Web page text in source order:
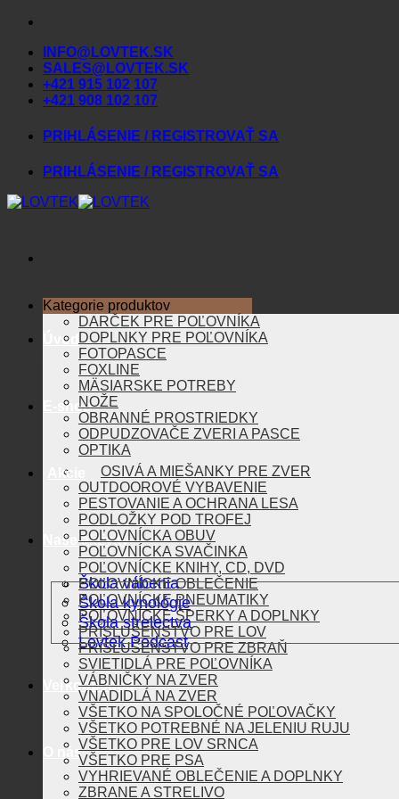
Skip
contentINFO@LOVTEK.SK
SALES@LOVTEK.SK
+421 915 102 107
+421 908 102 107
PRIHLÁSENIE / REGISTROVAŤ SA
PRIHLÁSENIE / REGISTROVAŤ SA
Úvod
E-shop
Akcie
Naše aktivity
Škola vábenia
Škola kynológie
Škola strelectva
Lovtek Podcast
Veľkoobchod
O nás
Kategorie produktov
DARČEK PRE POĽOVNÍKA
DOPLNKY PRE POĽOVNÍKA
FOTOPASCE
FOXLINE
MÄSIARSKE POTREBY
NOŽE
OBRANNÉ PROSTRIEDKY
ODPUDZOVAČE ZVERI A PASCE
OPTIKA
OSIVÁ A MIEŠANKY PRE ZVER
OUTDOOROVÉ VYBAVENIE
PESTOVANIE A OCHRANA LESA
PODLOŽKY POD TROFEJ
POĽOVNÍCKA OBUV
POĽOVNÍCKA SVAČINKA
POĽOVNÍCKE KNIHY, CD, DVD
POĽOVNÍCKE OBLEČENIE
POĽOVNÍCKE PNEUMATIKY
POĽOVNÍCKE ŠPERKY A DOPLNKY
PRÍSLUŠENSTVO PRE LOV
PRÍSLUŠENSTVO PRE ZBRAŇ
SVIETIDLÁ PRE POĽOVNÍKA
VÁBNIČKY NA ZVER
VNADIDLÁ NA ZVER
VŠETKO NA SPOLOČNÉ POĽOVAČKY
VŠETKO POTREBNÉ NA JELENIU RUJU
VŠETKO PRE LOV SRNCA
VŠETKO PRE PSA
VYHRIEVANÉ OBLEČENIE A DOPLNKY
ZBRANE A STRELIVO